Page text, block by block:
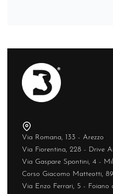
Via Romana, 133 - Arezzo
Via Fiorentina, 228 - Drive
Via Gaspare Spontini, 4 -
Corso Giacomo Matteotti,
Via Enzo Ferrari, 5 - Foiano